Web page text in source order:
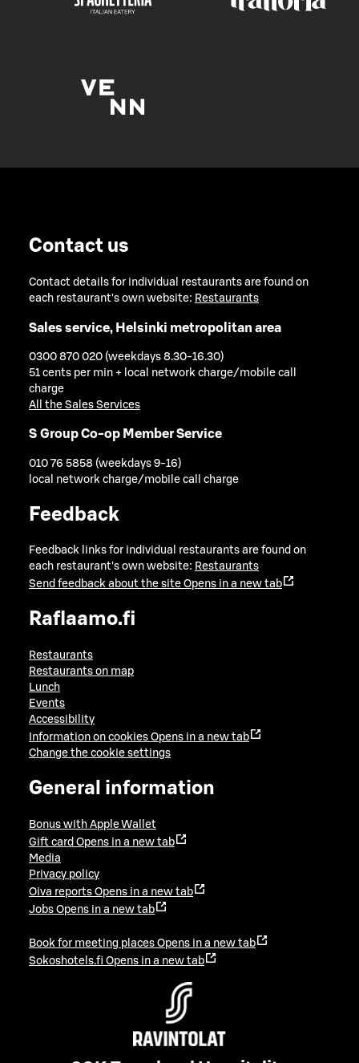
Contact us
Contact details for individual restaurants are found on
each restaurant's own website: Restaurants
Sales service, Helsinki metropolitan area
0300 870 020 (weekdays 8.30-16.30)
51 cents per min + local network charge/mobile call
charge
All the Sales Services
S Group Co-op Member Service
010 76 5858 (weekdays 9-16)
local network charge/mobile call charge
Feedback
Feedback links for individual restaurants are found on
each restaurant's own website: Restaurants
Send feedback about the site Opens in a new tab
Raflaamo.fi
Restaurants
Restaurants on map
Lunch
Events
Accessibility
Information on cookies Opens in a new tab
Change the cookie settings
General information
Bonus with Apple Wallet
Gift card Opens in a new tab
Media
Privacy policy
Oiva reports Opens in a new tab
Jobs Opens in a new tab
Book for meeting places Opens in a new tab
Sokoshotels.fi Opens in a new tab